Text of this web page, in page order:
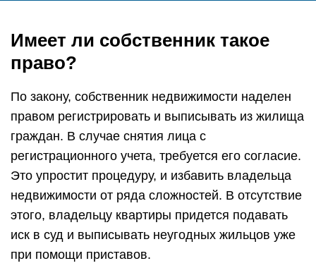
Имеет ли собственник такое
право?
По закону, собственник недвижимости наделен
правом регистрировать и выписывать из жилища
граждан. В случае снятия лица с
регистрационного учета, требуется его согласие.
Это упростит процедуру, и избавить владельца
недвижимости от ряда сложностей. В отсутствие
этого, владельцу квартиры придется подавать
иск в суд и выписывать неугодных жильцов уже
при помощи приставов.